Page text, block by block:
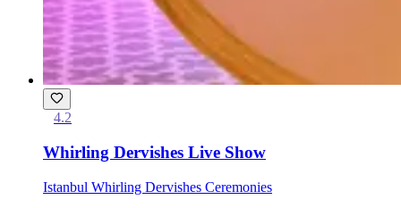
4.2
Whirling Dervishes Live Show
Istanbul Whirling Dervishes Ceremonies